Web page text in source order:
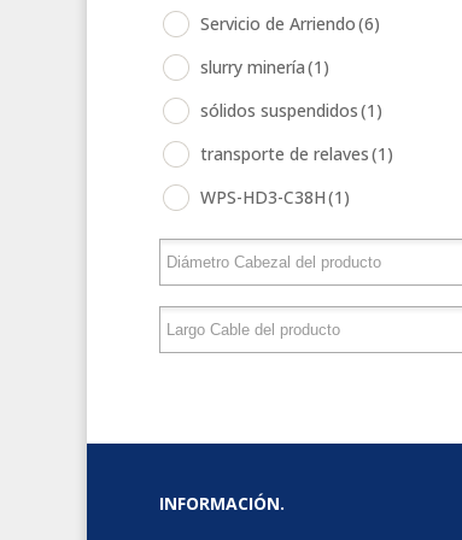
Servicio de Arriendo(6)
slurry minería(1)
sólidos suspendidos(1)
transporte de relaves(1)
WPS-HD3-C38H(1)
INFORMACIÓN.